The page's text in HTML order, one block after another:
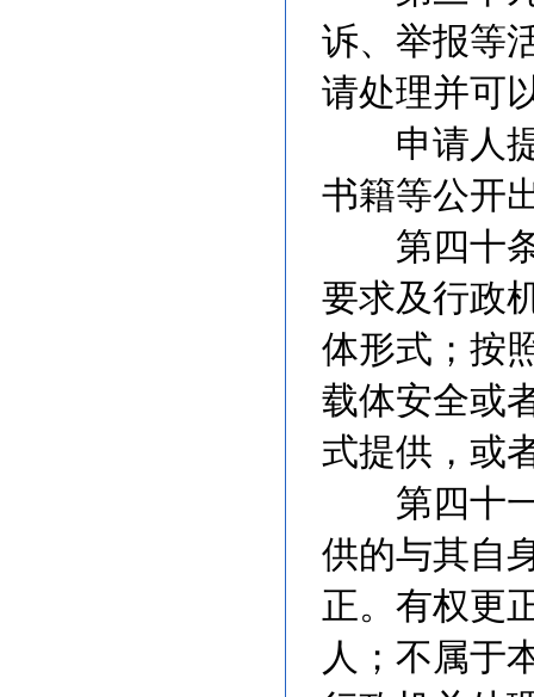
诉、举报等
请处理并可
申请人提
书籍等公开
第四十条
要求及行政
体形式；按
载体安全或
式提供，或
第四十一
供的与其自
正。有权更
人；不属于